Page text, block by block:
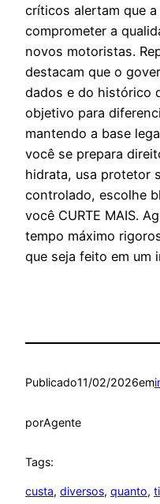
críticos alertam que
comprometer a
novos motoristas.
destacam que o
dados e do histórico
objetivo para
mantendo a base
você se prepara
hidrata, usa protetor
controlado, escolhe
você CURTE MAIS.
tempo máximo
que seja feito em um
Publicado11/02/2026em
porAgente
Tags:
custa, diversos, quanto,